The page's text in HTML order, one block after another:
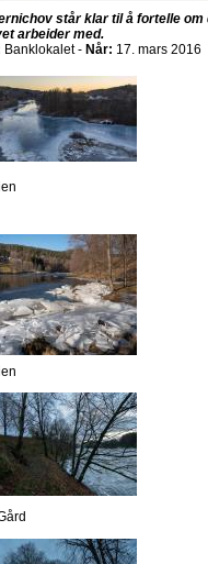
står klar til å fortelle
arbeider med.
Banklokalet - Når: 17. mars 2016